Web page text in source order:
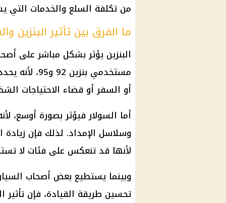
من تكلفة السلع والخدمات التي
ما الفرق بين تأثير البنزين
البنزين يؤثر بشكل مباشر على
مستخدمي بنزين 92
و95،
أو السفر أو قضاء الاحتياجات
أما السولار فيؤثر بصورة أوسع،
وسلاسل الإمداد. لذلك فإن زيادة
لأنها قد تنعكس على فئات لا
وبينما يستطيع بعض أصحاب
تحسين طريقة القيادة، فإن تأثير